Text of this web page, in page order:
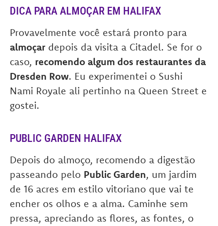
DICA PARA ALMOÇAR EM HALIFAX
Provavelmente você estará pronto para
almoçar depois da visita a Citadel. Se for o
caso, recomendo algum dos restaurantes da
Dresden Row. Eu experimentei o Sushi
Nami Royale ali pertinho na Queen Street e
gostei.
PUBLIC GARDEN HALIFAX
Depois do almoço, recomendo a digestão
passeando pelo Public Garden, um jardim
de 16 acres em estilo vitoriano que vai te
encher os olhos e a alma. Caminhe sem
pressa, apreciando as flores, as fontes, o